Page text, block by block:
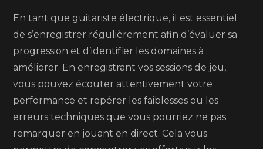
En tant que guitariste électrique, il est essentiel
de s’enregistrer régulièrement afin d’évaluer sa
progression et d’identifier les domaines à
améliorer. En enregistrant vos sessions de jeu,
vous pouvez écouter attentivement votre
performance et repérer les faiblesses ou les
erreurs techniques que vous pourriez ne pas
remarquer en jouant en direct. Cela vous